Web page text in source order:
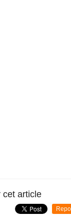
cet article